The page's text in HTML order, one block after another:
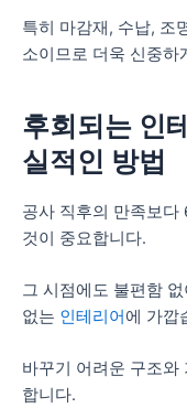
특히 마감재, 수납, 조
소이므로 더욱 신중하
후회되는 인
실적인 방법
공사 직후의 만족보다
것이 중요합니다.
그 시점에도 불편함
없는 인테리어에 가깝
바꾸기 어려운 구조와
합니다.